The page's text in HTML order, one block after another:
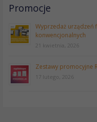
Promocje
Wyprzedaż urządzeń
konwencjonalnych
21 kwietnia, 2026
Zestawy promocyjne
17 lutego, 2026